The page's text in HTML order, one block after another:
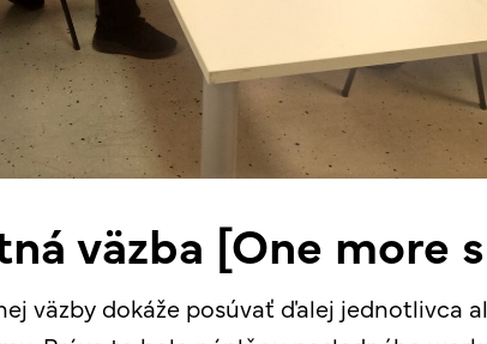
väzba [One more
väzby dokáže posúvať ďalej jednotlivca